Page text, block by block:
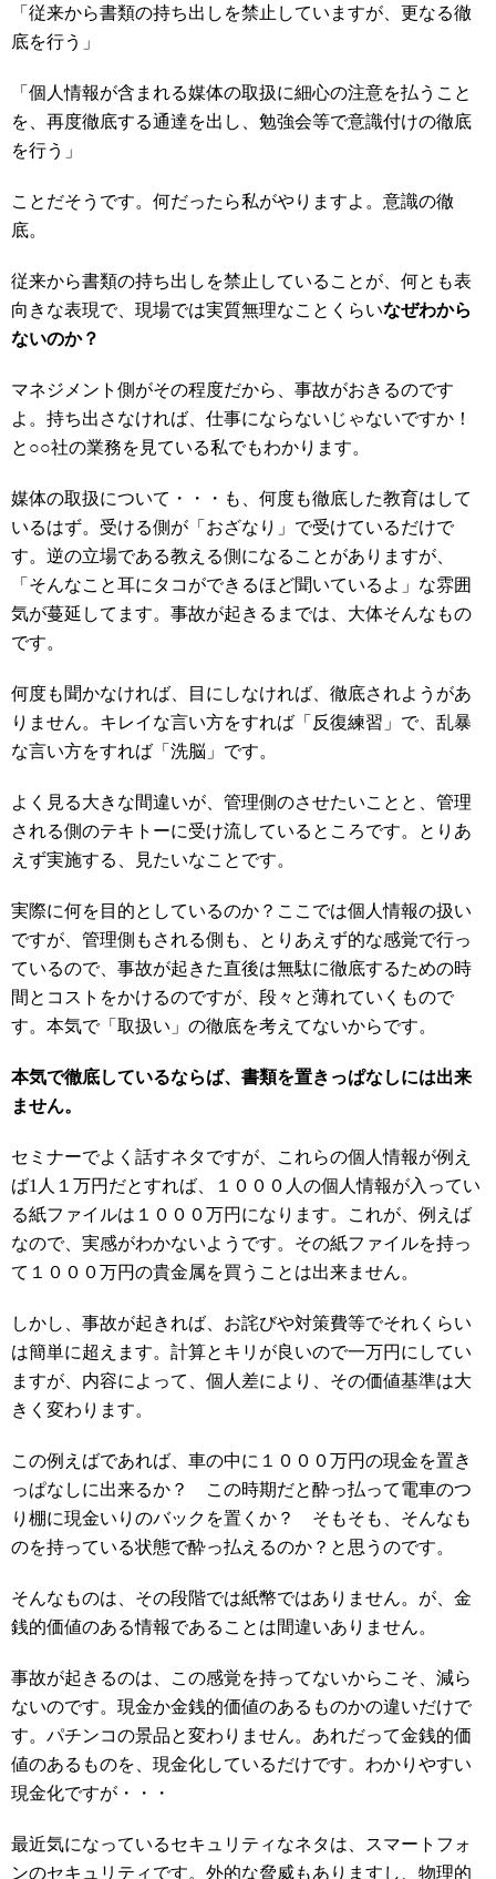
「従来から書類の持ち出しを禁止していますが、更なる徹
底を行う」
「個人情報が含まれる媒体の取扱に細心の注意を払うこと
を、再度徹底する通達を出し、勉強会等で意識付けの徹底
を行う」
ことだそうです。何だったら私がやりますよ。意識の徹
底。
従来から書類の持ち出しを禁止していることが、何とも表
向きな表現で、現場では実質無理なことくらいなぜわから
ないのか？
マネジメント側がその程度だから、事故がおきるのです
よ。持ち出さなければ、仕事にならないじゃないですか！
と○○社の業務を見ている私でもわかります。
媒体の取扱について・・・も、何度も徹底した教育はして
いるはず。受ける側が「おざなり」で受けているだけで
す。逆の立場である教える側になることがありますが、
「そんなこと耳にタコができるほど聞いているよ」な雰囲
気が蔓延してます。事故が起きるまでは、大体そんなもの
です。
何度も聞かなければ、目にしなければ、徹底されようがあ
りません。キレイな言い方をすれば「反復練習」で、乱暴
な言い方をすれば「洗脳」です。
よく見る大きな間違いが、管理側のさせたいことと、管理
される側のテキトーに受け流しているところです。とりあ
えず実施する、見たいなことです。
実際に何を目的としているのか？ここでは個人情報の扱い
ですが、管理側もされる側も、とりあえず的な感覚で行っ
ているので、事故が起きた直後は無駄に徹底するための時
間とコストをかけるのですが、段々と薄れていくもので
す。本気で「取扱い」の徹底を考えてないからです。
本気で徹底しているならば、書類を置きっぱなしには出来
ません。
セミナーでよく話すネタですが、これらの個人情報が例え
ば1人１万円だとすれば、１０００人の個人情報が入ってい
る紙ファイルは１０００万円になります。これが、例えば
なので、実感がわかないようです。その紙ファイルを持っ
て１０００万円の貴金属を買うことは出来ません。
しかし、事故が起きれば、お詫びや対策費等でそれくらい
は簡単に超えます。計算とキリが良いので一万円にしてい
ますが、内容によって、個人差により、その価値基準は大
きく変わります。
この例えばであれば、車の中に１０００万円の現金を置き
っぱなしに出来るか？ この時期だと酔っ払って電車のつ
り棚に現金いりのバックを置くか？ そもそも、そんなも
のを持っている状態で酔っ払えるのか？と思うのです。
そんなものは、その段階では紙幣ではありません。が、金
銭的価値のある情報であることは間違いありません。
事故が起きるのは、この感覚を持ってないからこそ、減ら
ないのです。現金か金銭的価値のあるものかの違いだけで
す。パチンコの景品と変わりません。あれだって金銭的価
値のあるものを、現金化しているだけです。わかりやすい
現金化ですが・・・
最近気になっているセキュリティなネタは、スマートフォ
ンのセキュリティです。外的な脅威もありますし、物理的